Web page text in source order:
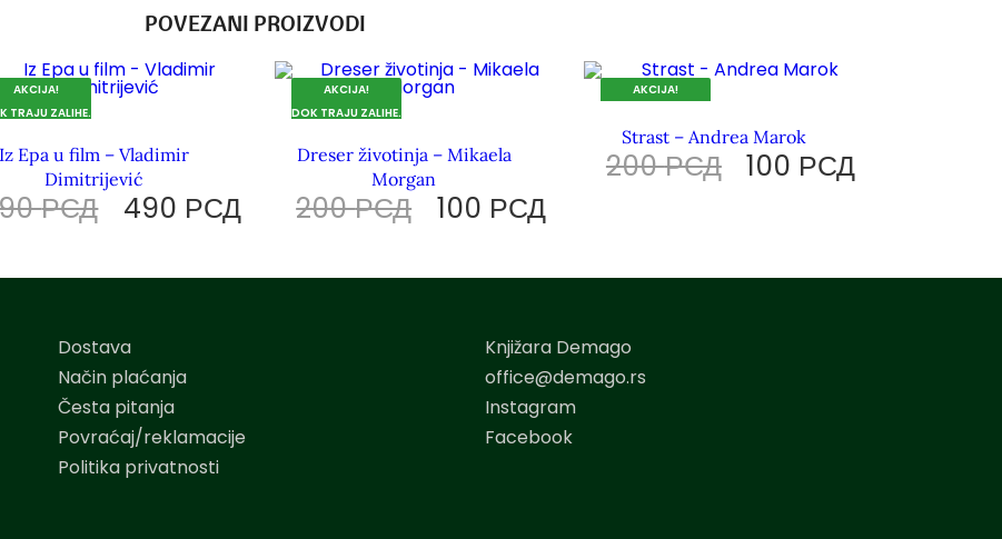
POVEZANI PROIZVODI
AKCIJA!
TRAJU ZALIHE.
Iz Epa u film – Vladimir
Dimitrijević
РСД 490 РСД
AKCIJA!
DOK TRAJU ZALIHE.
Dreser životinja – Mikaela
Morgan
200РСД 100 РСД
AKCIJA!
Strast – Andrea Marok
200РСД 100 РСД
Dostava
Način plaćanja
Česta pitanja
Povraćaj/reklamacije
Politika privatnosti
Knjižara Demago
office@demago.rs
Instagram
Facebook